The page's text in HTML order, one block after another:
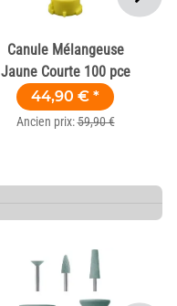
Canule Mélangeuse
Jaune Courte 100 pce
44,90 € *
Ancien prix:59,90 €